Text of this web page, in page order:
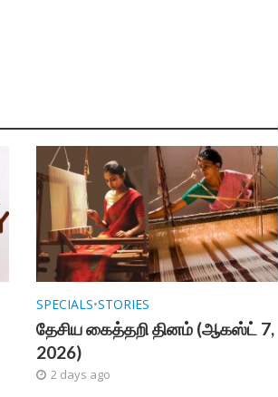
SPECIALS•STORIES
தேசிய கைத்தறி தினம் (ஆகஸ்ட் 7,
2026)
2 days ago